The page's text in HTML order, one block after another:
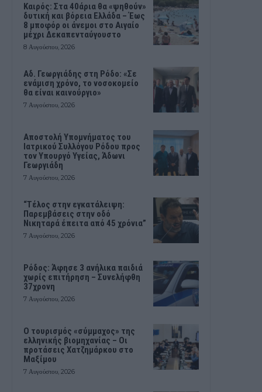
Καιρός: Στα 40άρια θα «ψηθούν»
δυτική και βόρεια Ελλάδα – Έως
8 μποφόρ οι άνεμοι στο Αιγαίο
μέχρι Δεκαπενταύγουστο
8 Αυγούστου, 2026
Αδ. Γεωργιάδης στη Ρόδο: «Σε
ενάμιση χρόνο, το νοσοκομείο
θα είναι καινούργιο»
7 Αυγούστου, 2026
Αποστολή Υπομνήματος του
Ιατρικού Συλλόγου Ρόδου προς
τον Υπουργό Υγείας, Άδωνι
Γεωργιάδη
7 Αυγούστου, 2026
“Τέλος στην εγκατάλειψη:
Παρεμβάσεις στην οδό
Νικηταρά έπειτα από 45 χρόνια”
7 Αυγούστου, 2026
Ρόδος: Άφησε 3 ανήλικα παιδιά
χωρίς επιτήρηση – Συνελήφθη
37χρονη
7 Αυγούστου, 2026
Ο τουρισμός «σύμμαχος» της
ελληνικής βιομηχανίας – Οι
προτάσεις Χατζημάρκου στο
Μαξίμου
7 Αυγούστου, 2026